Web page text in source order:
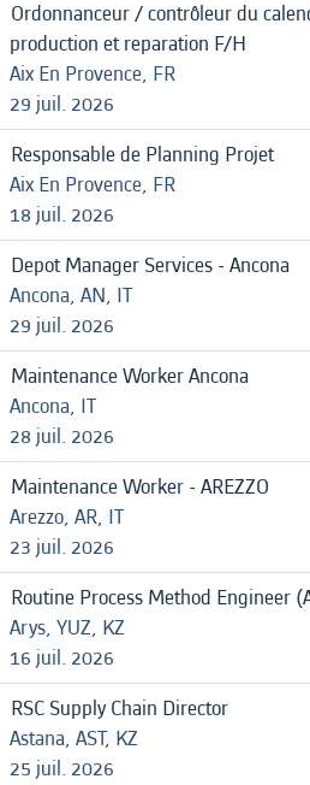
Ordonnanceur / contrôleur du
production et reparation F/H
Aix En Provence, FR
29 juil. 2026
Responsable de Planning Projet
Aix En Provence, FR
18 juil. 2026
Depot Manager Services - Ancona
Ancona, AN, IT
29 juil. 2026
Maintenance Worker Ancona
Ancona, IT
28 juil. 2026
Maintenance Worker - AREZZO
Arezzo, AR, IT
23 juil. 2026
Routine Process Method Engineer
Arys, YUZ, KZ
16 juil. 2026
RSC Supply Chain Director
Astana, AST, KZ
25 juil. 2026